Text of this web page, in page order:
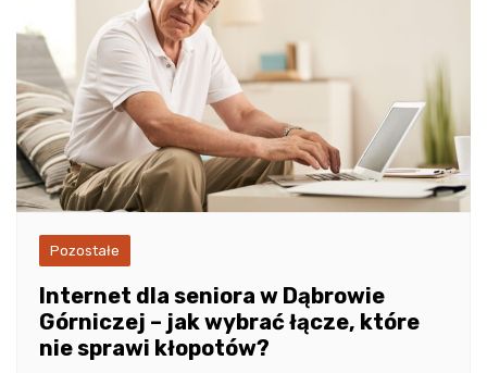
Pozostałe
Internet dla seniora w Dąbrowie
Górniczej – jak wybrać łącze, które
nie sprawi kłopotów?